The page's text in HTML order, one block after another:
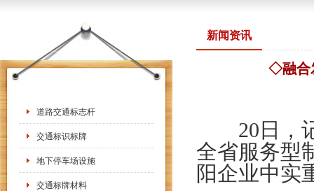
道路交通标志杆
交通标识标牌
地下停车场设施
交通标牌材料
新闻资讯
◇融合
20日，记
全省服务型
阳企业中实